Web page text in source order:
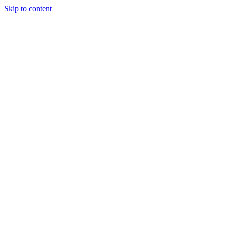
Skip to content